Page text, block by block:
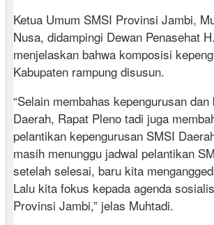
Ketua Umum SMSI Provinsi Jambi,
Nusa, didampingi Dewan Penasehat
menjelaskan bahwa komposisi
Kabupaten rampung disusun.
“Selain membahas kepengurusan
Daerah, Rapat Pleno tadi juga
pelantikan kepengurusan SMSI
masih menunggu jadwal pelantikan
setelah selesai, baru kita
Lalu kita fokus kepada agenda
Provinsi Jambi,” jelas Muhtadi.